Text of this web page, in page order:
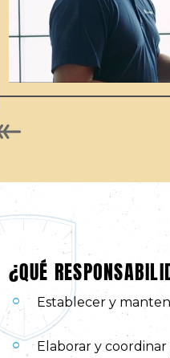
¿QUÉ
Establecer y
Elaborar y